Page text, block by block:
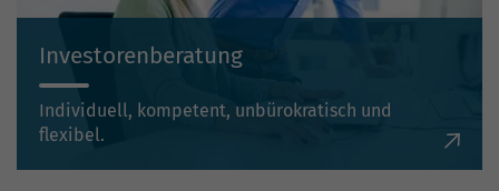
Investorenberatung
Individuell, kompetent, unbürokratisch und
flexibel.